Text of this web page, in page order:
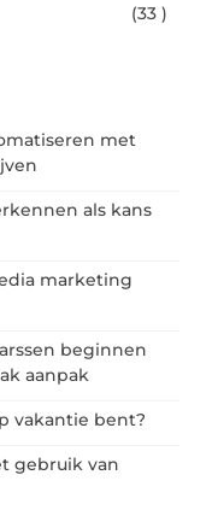
(33 )
met
als kans
marketing
beginnen
aanpak
vakantie bent?
gebruik van